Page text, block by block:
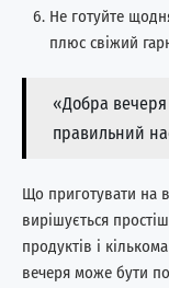
Не готуйте
плюс свіжий
«Добра
правильний
Що приготувати на
вирішується
продуктів і
вечеря може бути